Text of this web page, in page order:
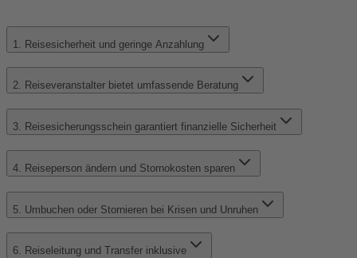
1. Reisesicherheit und geringe Anzahlung
2. Reiseveranstalter bietet umfassende Beratung
3. Reisesicherungsschein garantiert finanzielle Sicherheit
4. Reiseperson ändern und Stornokosten sparen
5. Umbuchen oder Stornieren bei Krisen und Unruhen
6. Reiseleitung und Transfer inklusive